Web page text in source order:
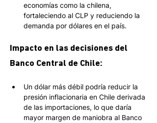
economías como la chilena,
fortaleciendo al CLP y reduciendo la
demanda por dólares en el país.
Impacto en las decisiones del
Banco Central de Chile:
Un dólar más débil podría reducir la
presión inflacionaria en Chile derivada
de las importaciones, lo que daría
mayor margen de maniobra al Banco